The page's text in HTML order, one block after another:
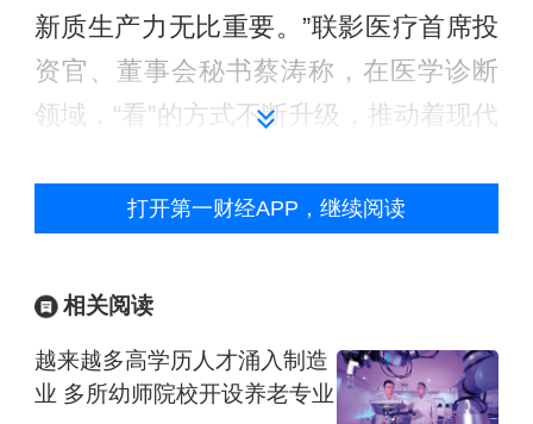
新质生产力无比重要。”联影医疗首席投
资官、董事会秘书蔡涛称，在医学诊断
领域，“看”的方式不断升级，推动着现代
中控技术董事长、总裁崔山表示，新质
产业转型升级的新生力量。从集散控制
系统(DCS)到安全仪表系统(SIS)，再到
自主研发的智能运行管理与控制系统
打开第一财经APP，继续阅读
相关阅读
越来越多高学历人才涌入制造
业 多所幼师院校开设养老专业